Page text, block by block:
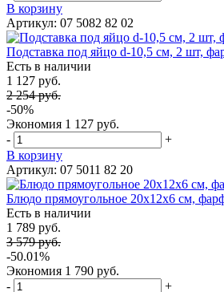
В корзину
Артикул: 07 5082 82 02
Подставка под яйцо d-10,5 см, 2 шт,
Есть в наличии
1 127 руб.
2 254 руб.
-50%
Экономия 1 127 руб.
-
+
В корзину
Артикул: 07 5011 82 20
Блюдо прямоугольное 20х12х6 см,
Есть в наличии
1 789 руб.
3 579 руб.
-50.01%
Экономия 1 790 руб.
-
+